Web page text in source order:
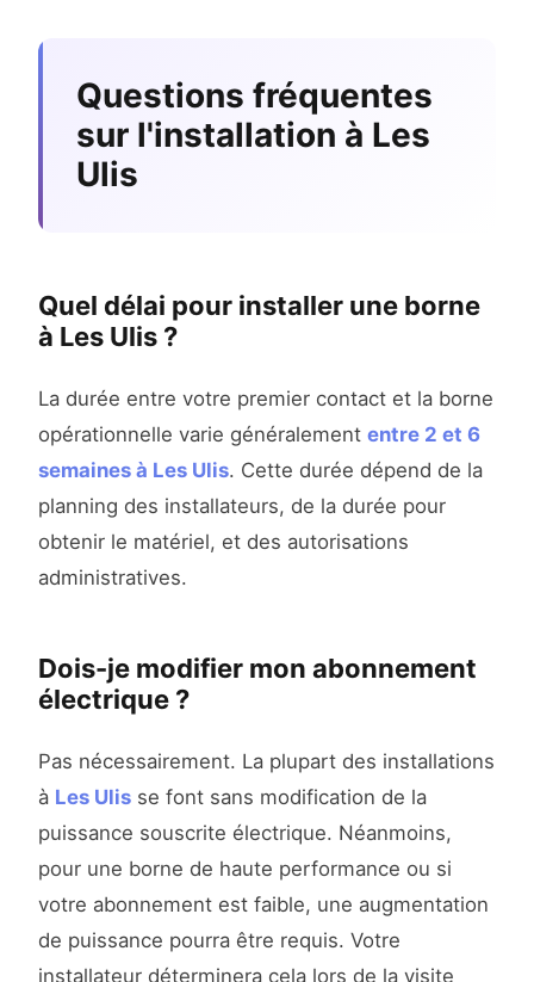
Questions fréquentes
sur l'installation à Les
Ulis
Quel délai pour installer une borne
à Les Ulis ?
La durée entre votre premier contact et la borne
opérationnelle varie généralement entre 2 et 6
semaines à Les Ulis. Cette durée dépend de la
planning des installateurs, de la durée pour
obtenir le matériel, et des autorisations
administratives.
Dois-je modifier mon abonnement
électrique ?
Pas nécessairement. La plupart des installations
à Les Ulis se font sans modification de la
puissance souscrite électrique. Néanmoins,
pour une borne de haute performance ou si
votre abonnement est faible, une augmentation
de puissance pourra être requis. Votre
installateur déterminera cela lors de la visite